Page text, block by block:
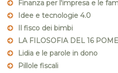
Finanza per l'impresa e le
Idee e tecnologie 4.0
Il fisco dei bimbi
LA FILOSOFIA DEL 16
Lidia e le parole in dono
Pillole fiscali